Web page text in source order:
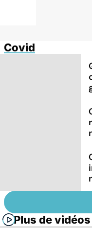
Covid
Plus de vidéos